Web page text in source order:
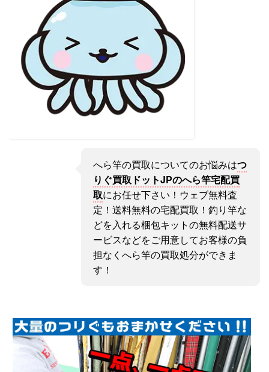
へら竿の買取についてのお悩みはつ
りぐ買取ドットJPのへら竿宅配買
取にお任せ下さい！ウェブ無料査
定！送料無料の宅配買取！釣り竿な
どを入れる梱包キットの無料配送サ
ービスなどをご用意してお客様の負
担なくへら竿の買取処分ができま
す！